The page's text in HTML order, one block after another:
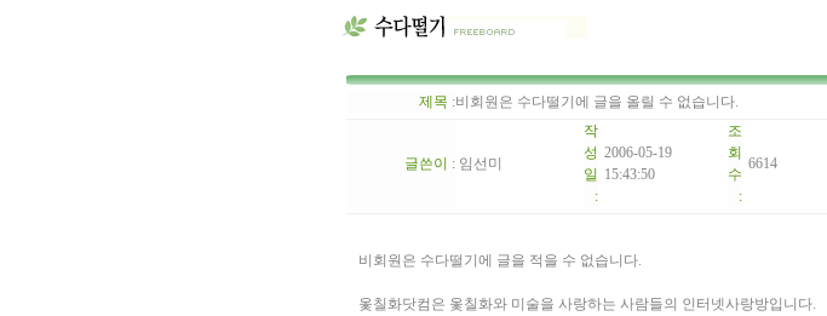
제목 :비회원은 수다떨기에 글을 올릴 수 없습니다.
글쓴이 : 임선미
작
성
일
:
2006-05-19
15:43:50
조
회
수
:
6614
비회원은 수다떨기에 글을 적을 수 없습니다.
옻칠화닷컴은 옻칠화와 미술을 사랑하는 사람들의 인터넷사랑방입니다.